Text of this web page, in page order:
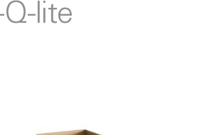
lite